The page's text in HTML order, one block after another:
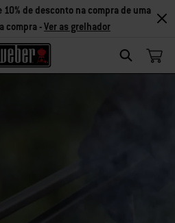
Search
de desconto na compra de uma
compra -Ver as grelhador